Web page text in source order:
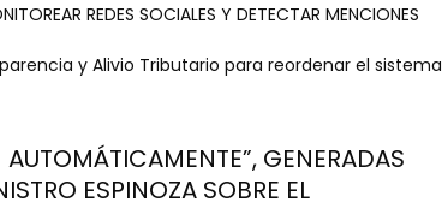
REDES SOCIALES Y DETECTAR MENCIONES
y Alivio Tributario para reordenar el sistema
GENERADAS
ESPINOZA SOBRE EL